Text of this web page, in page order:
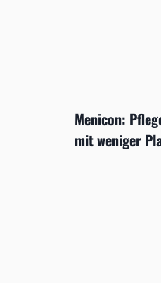
Menicon:
mit weniger